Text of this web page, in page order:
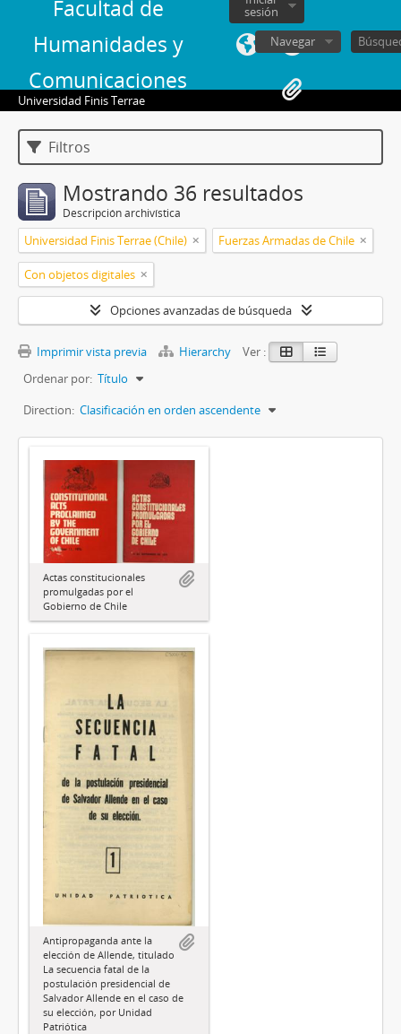
Facultad de
Humanidades y
Comunicaciones
sesión
Navegar
Universidad Finis Terrae
Filtros
Mostrando 36 resultados
Descripción archivística
Universidad Finis Terrae (Chile) Fuerzas Armadas de Chile
Con objetos digitales
Opciones avanzadas de búsqueda
Imprimir vista previa Hierarchy
Ver :
Ordenar por: Título
Direction: Clasificación en orden ascendente
Actas constitucionales
promulgadas por el
Gobierno de Chile
Antipropaganda ante la
elección de Allende, titulado
La secuencia fatal de la
postulación presidencial de
Salvador Allende en el caso de
su elección, por Unidad
Patriótica